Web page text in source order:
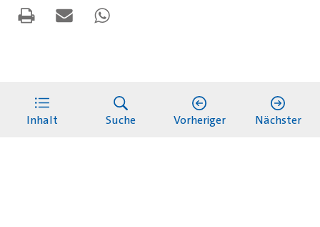
Inhalt Suche Vorheriger Nächster